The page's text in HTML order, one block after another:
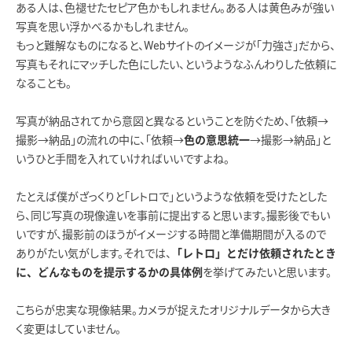
ある人は、色褪せたセピア色かもしれません。ある人は黄色みが強い
写真を思い浮かべるかもしれません。
もっと難解なものになると、Webサイトのイメージが「力強さ」だから、
写真もそれにマッチした色にしたい、というようなふんわりした依頼に
なることも。
写真が納品されてから意図と異なるということを防ぐため、「依頼→
撮影→納品」の流れの中に、「依頼→色の意思統一→撮影→納品」と
いうひと手間を入れていければいいですよね。
たとえば僕がざっくりと「レトロで」というような依頼を受けたとした
ら、同じ写真の現像違いを事前に提出すると思います。撮影後でもい
いですが、撮影前のほうがイメージする時間と準備期間が入るので
ありがたい気がします。それでは、
「レトロ」とだけ依頼されたとき
に、どんなものを提示するかの具体例 を挙げてみたいと思います。
こちらが忠実な現像結果。カメラが捉えたオリジナルデータから大き
く変更はしていません。